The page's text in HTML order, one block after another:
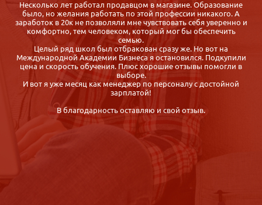
Я всегда мечтала работать с детьми, много участвовала в
волонтёрской деятельности, но на работу меня не брали. К
сожалению, образование было не профильное. Долго искала
вуз или какие-нибудь курсы по детской психологии в моём
городе, но так ничего и не нашла. Потом мне посоветовали
Международную академию бизнеса, там можно пройти
обучение удалённо - через Интернет. И теперь я Вам советую
эту академию! Курс проходится удобно и быстро, диплом
присылают по почте заказным письмом. И всё это за разумные
деньги!
Пару дней назад я прошла собеседование в детский
развивающий центр, сегодня был мой первый рабочий день! Я
очень счастлива!